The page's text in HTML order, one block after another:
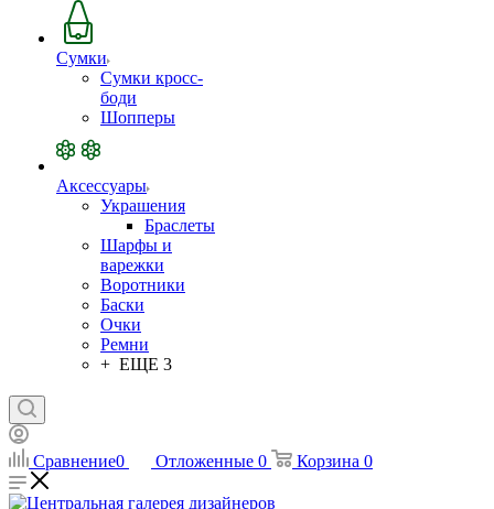
Сумки
Сумки кросс-
боди
Шопперы
Аксессуары
Украшения
Браслеты
Шарфы и
варежки
Воротники
Баски
Очки
Ремни
+ ЕЩЕ 3
Сравнение0 Отложенные 0 Корзина 0